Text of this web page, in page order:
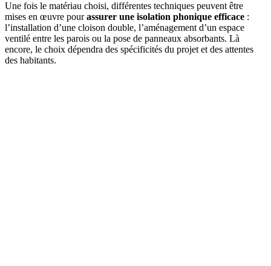
Une fois le matériau choisi, différentes techniques peuvent être
mises en œuvre pourassurer une isolation phonique efficace :
l’installation d’une cloison double, l’aménagement d’un espace
ventilé entre les parois ou la pose de panneaux absorbants. Là
encore, le choix dépendra des spécificités du projet et des attentes
des habitants.